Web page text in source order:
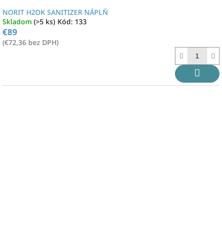
NORIT H2OK SANITIZER NÁPLŇ
Skladom (>5 ks) Kód: 133
€89
(€72,36 bez DPH)